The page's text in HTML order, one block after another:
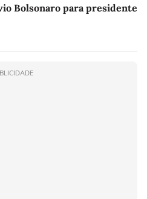
Bolsonaro para presidente